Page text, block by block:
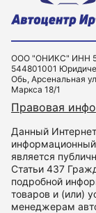
ООО "ОНИКС" ИНН
544801001
Обь, Арсенальная
Маркса 18/1
Правовая
Данный
информационный
является
Статьи 437
подробной
товаров и (или)
менеджерам